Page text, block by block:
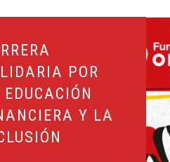
POR
Y LA